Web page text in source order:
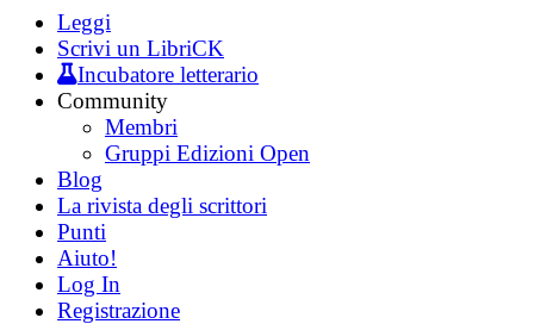
Leggi
Scrivi un LibriCK
Incubatore letterario
Community
Membri
Gruppi Edizioni Open
Blog
La rivista degli scrittori
Punti
Aiuto!
Log In
Registrazione